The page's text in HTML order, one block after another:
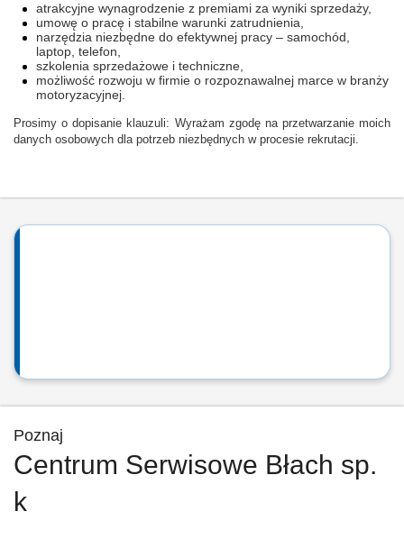
atrakcyjne wynagrodzenie z premiami za wyniki sprzedaży,
umowę o pracę i stabilne warunki zatrudnienia,
narzędzia niezbędne do efektywnej pracy – samochód,
laptop, telefon,
szkolenia sprzedażowe i techniczne,
możliwość rozwoju w firmie o rozpoznawalnej marce w branży
motoryzacyjnej.
Prosimy o dopisanie klauzuli: Wyrażam zgodę na przetwarzanie moich
danych osobowych dla potrzeb niezbędnych w procesie rekrutacji.
Poznaj
Centrum Serwisowe Błach sp.
k